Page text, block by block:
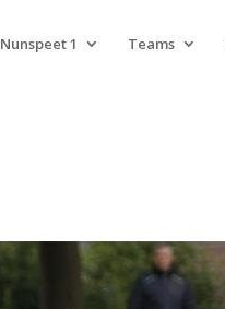
Nunspeet 1 Teams